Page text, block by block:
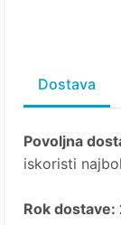
Dostava
Povoljna
iskoristi
Rok dostave: